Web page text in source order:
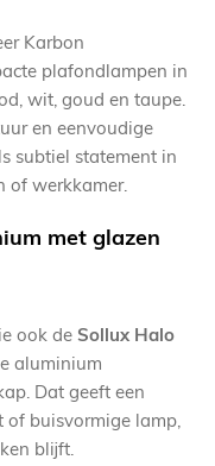
Karbon
plafondlampen in
wit, goud en taupe.
en eenvoudige
subtiel statement in
of werkkamer.
met glazen
ook de Sollux Halo
aluminium
Dat geeft een
of buisvormige lamp,
blijft.